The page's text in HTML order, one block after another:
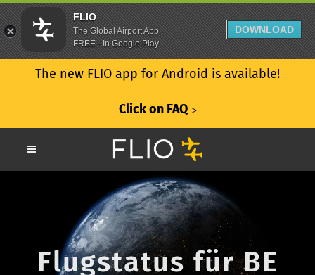
The new FLIO app for Android is available!
Click on FAQ ᐳ
Flugstatus für BE
FLIO
The Global Airport App
FREE - In Google Play
DOWNLOAD